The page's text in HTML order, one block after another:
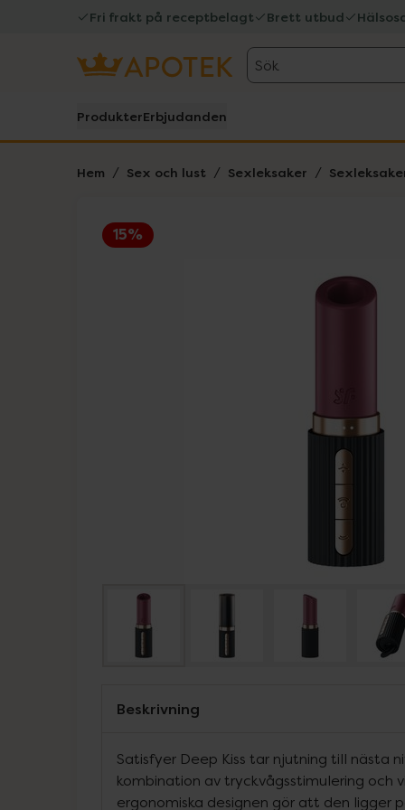
Fri frakt på receptbelagt Brett utbud
Sök
ProdukterErbjudanden
Hem Sex och lust Sexleksaker
15%
Lista: . Innehåller 4 objekt.
Beskrivning
Satisfyer Deep Kiss tar njutning till nästa
kombination av tryckvågsstimulering och
ergonomiska designen gör att den ligger